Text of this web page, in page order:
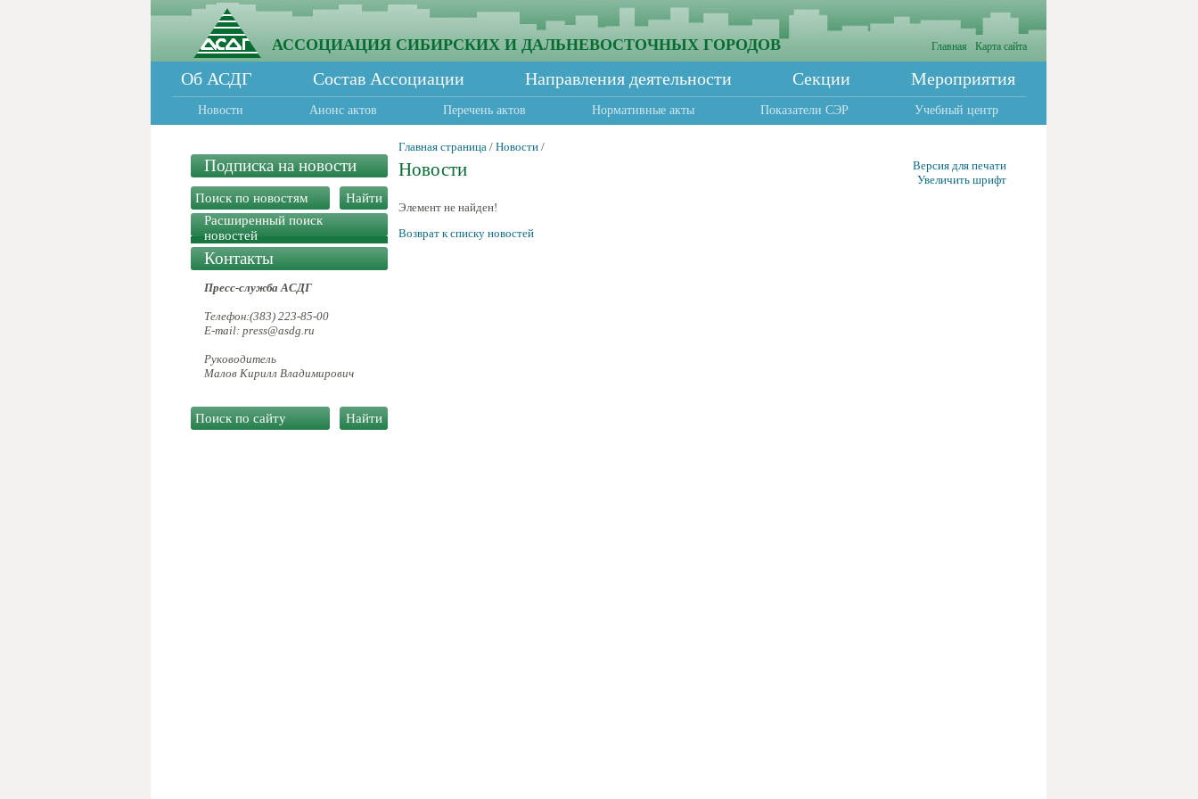
АССОЦИАЦИЯ СИБИРСКИХ И ДАЛЬНЕВОСТОЧНЫХ ГОРОДОВ Главная Карта сайта
Об АСДГ Состав Ассоциации Направления деятельности Секции Мероприятия
Новости Анонс актов Перечень актов Нормативные акты Показатели СЭР Учебный центр
Подписка на новости
Расширенный поиск
новостей
Контакты
Пресс-служба АСДГ
Телефон:(383) 223-85-00
E-mail: press@asdg.ru
Руководитель
Малов Кирилл Владимирович
Главная страница / Новости /
Новости
Версия для печати
Увеличить шрифт
Элемент не найден!
Возврат к списку новостей